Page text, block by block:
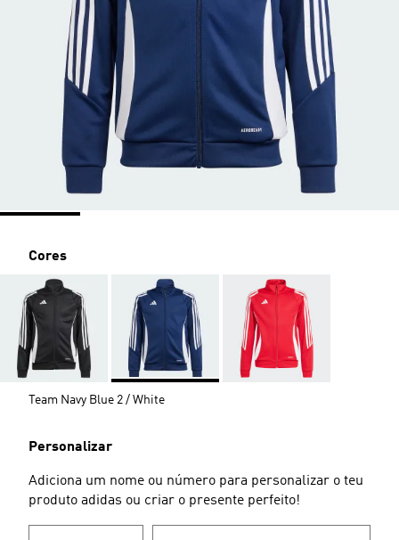
Cores
Team Navy Blue 2 / White
Personalizar
Adiciona um nome ou número para personalizar o teu
produto adidas ou criar o presente perfeito!